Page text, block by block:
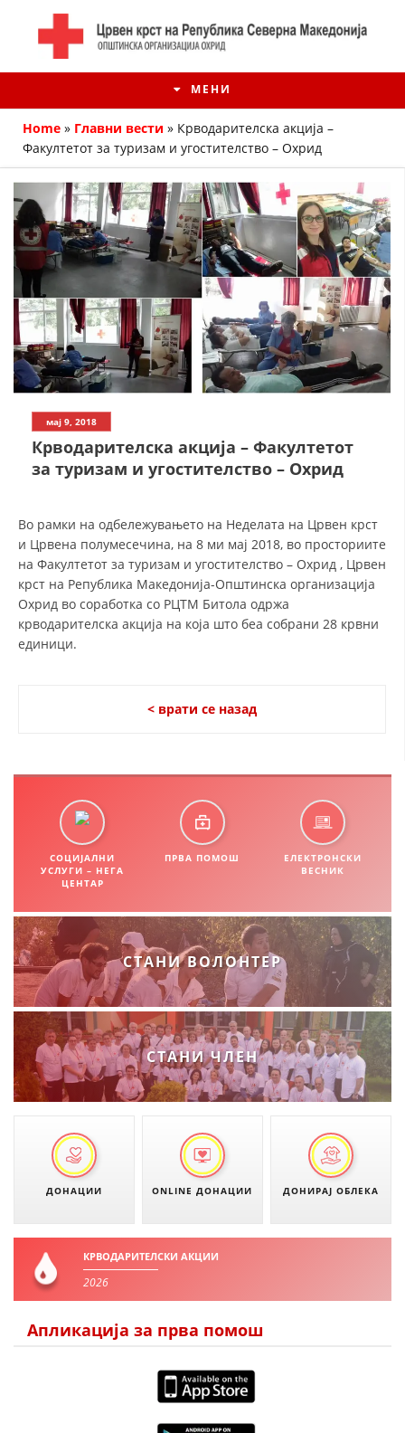
МЕНИ
ИСТОРИЈАТ НА ЦКРМ
ИСТОРИЈАТ НА ДВИЖЕЊЕТО
КОНТАКТ ИНФОРМАЦИИ
ЧЛЕНСТВО ВО ПРОФЕСИОНАЛНИ ТЕЛА
ЗАКОН ЗА ЦКРМ
СТАТУТ НА ЦКРМ
СТРУКТУРА И ОРГАНИЗАЦИОНА ПОСТАВЕНОСТ
ДИСЕМИНАЦИЈА
MЕЃУНАРОДНО ХУМАНИТАРНО ПРАВО
УПОТРЕБА И ЗАШТИТА НА АМБЛЕМОТ
СОЦИЈАЛНО ХУМАНИТАРНА ДЕЈНОСТ
КАКО ДА ДОНИРАТЕ
ПОДГОТВЕНОСТ И ДЕЈСТВО ПРИ КАТАСТРОФИ
ТИМОВИ НА ООЦК ОХРИД
ОДНОСИ СО ЈАВНОСТ
ИСТРАЖУВАЊЕ НА ЈАВНО МИСЛЕЊЕ
КРВОДАРИТЕЛСТВО
Home » Главни вести » Крводарителска акција –
Факултетот за туризам и угостителство – Охрид
мај 9, 2018
Крводарителска акција – Факултетот
за туризам и угостителство – Охрид
Во рамки на одбележувањето на Неделата на Црвен крст
и Црвена полумесечина, на 8 ми мај 2018, во просториите
на Факултетот за туризам и угостителство – Охрид , Црвен
крст на Република Македонија-Општинска организација
Охрид во соработка со РЦТМ Битола одржа
крводарителска акција на која што беа собрани 28 крвни
единици.
< врати се назад
СОЦИЈАЛНИ
УСЛУГИ – НЕГА
ЦЕНТАР
ПРВА ПОМОШ
ЕЛЕКТРОНСКИ
ВЕСНИК
СТАНИ ВОЛОНТЕР
СТАНИ ЧЛЕН
ДОНАЦИИ ONLINE ДОНАЦИИ ДОНИРАЈ ОБЛЕКА
КРВОДАРИТЕЛСКИ АКЦИИ
2026
Апликација за прва помош